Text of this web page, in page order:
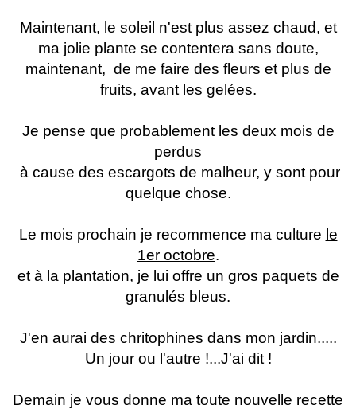
Maintenant, le soleil n'est plus assez chaud, et
ma jolie plante se contentera sans doute,
maintenant, de me faire des fleurs et plus de
fruits, avant les gelées.
Je pense que probablement les deux mois de
perdus
à cause des escargots de malheur, y sont pour
quelque chose.
Le mois prochain je recommence ma culture le
1er octobre.
et à la plantation, je lui offre un gros paquets de
granulés bleus.
J'en aurai des chritophines dans mon jardin.....
Un jour ou l'autre !...J'ai dit !
Demain je vous donne ma toute nouvelle recette